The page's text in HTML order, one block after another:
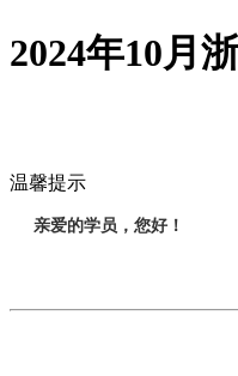
​2024年10月
温馨提示
亲爱的学员，您好！